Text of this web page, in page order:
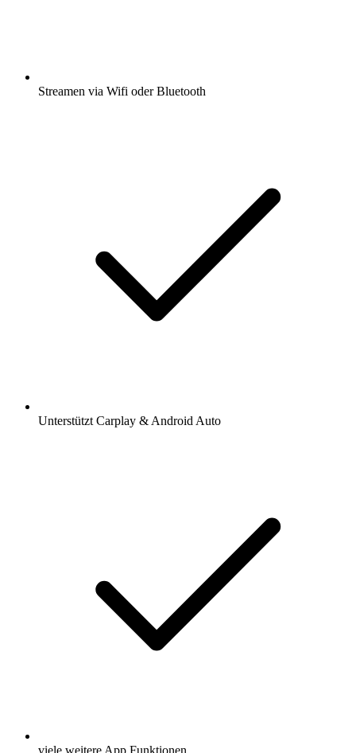
Streamen via Wifi oder Bluetooth
Unterstützt Carplay & Android Auto